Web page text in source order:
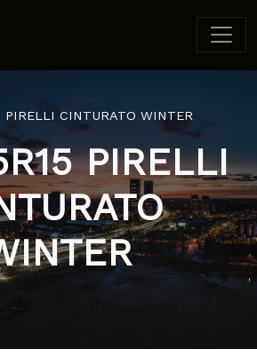
PIRELLI CINTURATO WINTER
PIRELLI